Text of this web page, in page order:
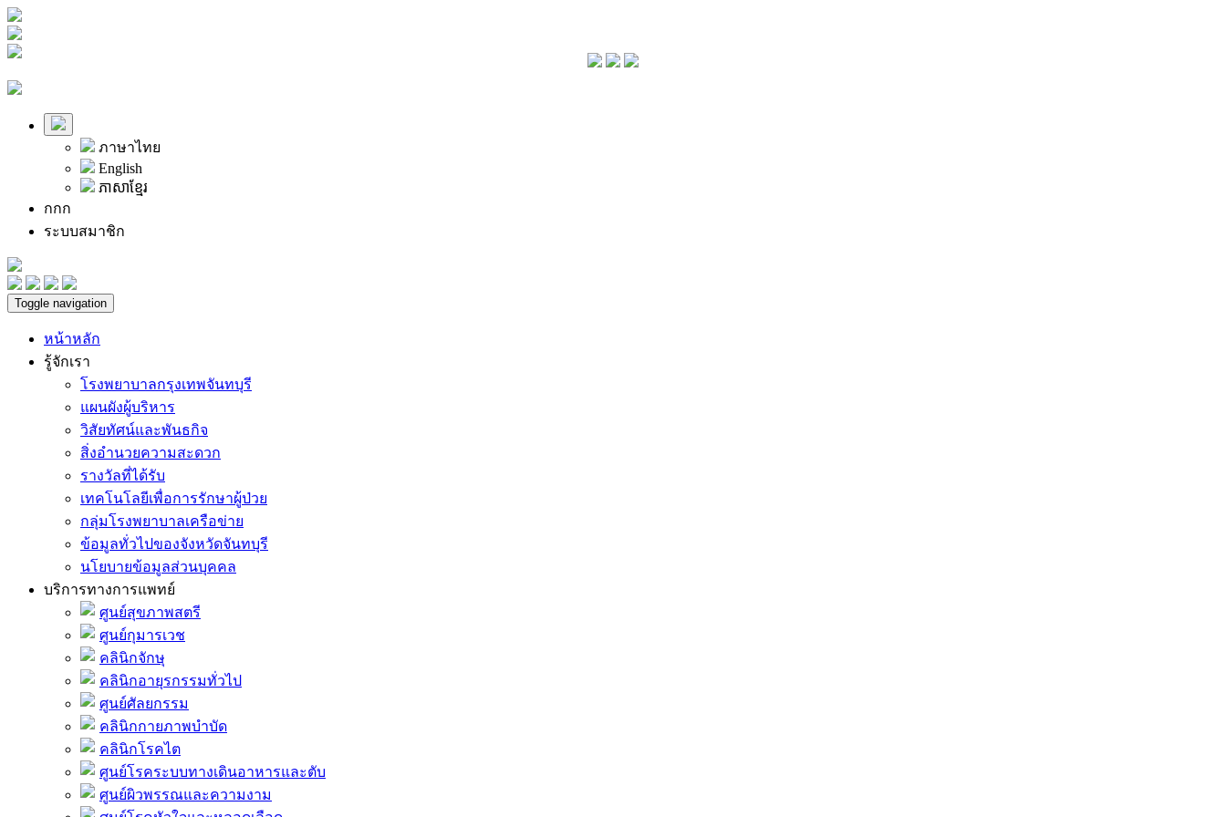
ภาษาไทย
English
ភាសាខ្មែរ
กกก
ระบบสมาชิก
Toggle navigation
หน้าหลัก
รู้จักเรา
โรงพยาบาลกรุงเทพจันทบุรี
แผนผังผู้บริหาร
วิสัยทัศน์และพันธกิจ
สิ่งอำนวยความสะดวก
รางวัลที่ได้รับ
เทคโนโลยีเพื่อการรักษาผู้ป่วย
กลุ่มโรงพยาบาลเครือข่าย
ข้อมูลทั่วไปของจังหวัดจันทบุรี
นโยบายข้อมูลส่วนบุคคล
บริการทางการแพทย์
ศูนย์สุขภาพสตรี
ศูนย์กุมารเวช
คลินิกจักษุ
คลินิกอายุรกรรมทั่วไป
ศูนย์ศัลยกรรม
คลินิกกายภาพบำบัด
คลินิกโรคไต
ศูนย์โรคระบบทางเดินอาหารและตับ
ศูนย์ผิวพรรณและความงาม